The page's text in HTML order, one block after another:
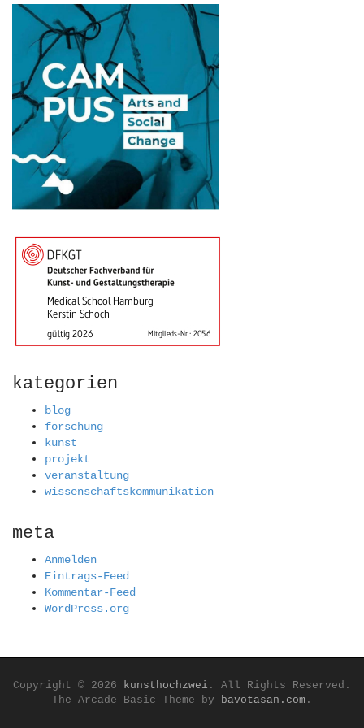
kategorien
blog
forschung
kunst
projekt
veranstaltung
wissenschaftskommunikation
meta
Anmelden
Eintrags-Feed
Kommentar-Feed
WordPress.org
Copyright © 2026 kunsthochzwei . All Rights Reserved.
The Arcade Basic Theme by
bavotasan.com .